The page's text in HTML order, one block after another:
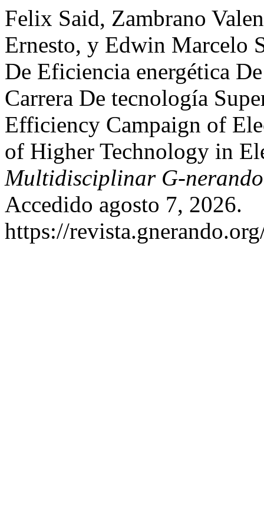
Felix Said, Zambrano
Ernesto, y Edwin Marcelo
De Eficiencia energética
Carrera De tecnología
Efficiency Campaign of
of Higher Technology in
Multidisciplinar G-nerando
Accedido agosto 7, 2026.
https://